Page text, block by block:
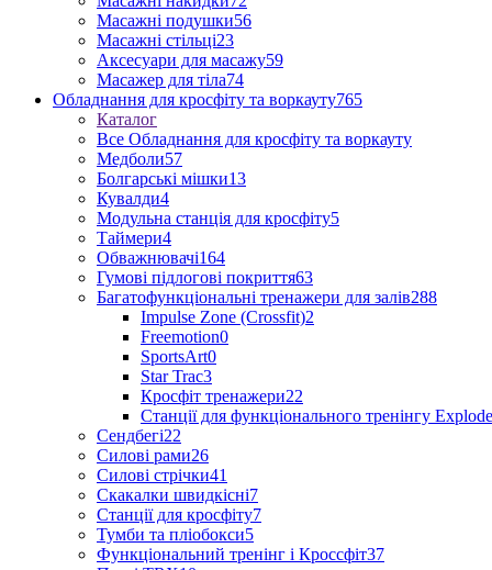
Масажні подушки56
Масажні стільці23
Аксесуари для масажу59
Масажер для тіла74
Обладнання для кросфіту та воркауту765
Каталог
Все Обладнання для кросфіту та воркауту
Медболи57
Болгарські мішки13
Кувалди4
Модульна станція для кросфіту5
Таймери4
Обважнювачі164
Гумові підлогові покриття63
Багатофункціональні тренажери для залів288
Impulse Zone (Crossfit)2
Freemotion0
SportsArt0
Star Trac3
Кросфіт тренажери22
Станції для функціонального тренінгу Explode
Сендбегі22
Силові рами26
Силові стрічки41
Скакалки швидкісні7
Станції для кросфіту7
Тумби та пліобокси5
Функціональний тренінг і Кроссфіт37